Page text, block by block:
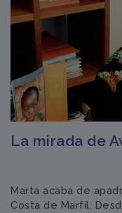
La mirada de
Marta acaba de
Costa de Marfil,